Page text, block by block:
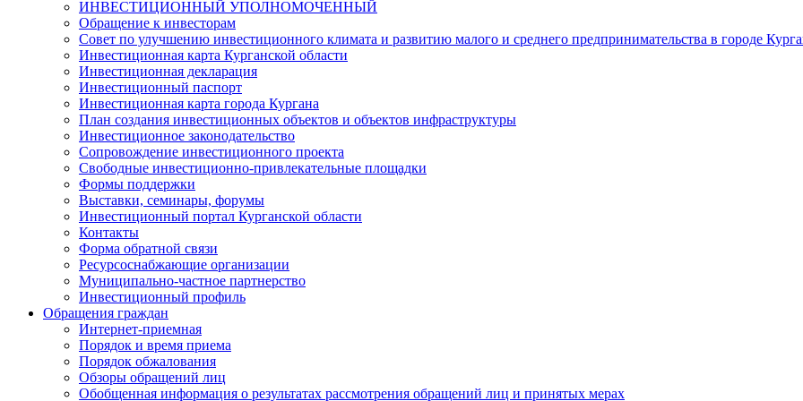
ИНВЕСТИЦИОННЫЙ УПОЛНОМОЧЕННЫЙ
Обращение к инвесторам
Совет по улучшению инвестиционного климата и развитию малого и среднего предпринимательства в городе
Инвестиционная карта Курганской области
Инвестиционная декларация
Инвестиционный паспорт
Инвестиционная карта города Кургана
План создания инвестиционных объектов и объектов инфраструктуры
Инвестиционное законодательство
Сопровождение инвестиционного проекта
Свободные инвестиционно-привлекательные площадки
Формы поддержки
Выставки, семинары, форумы
Инвестиционный портал Курганской области
Контакты
Форма обратной связи
Ресурсоснабжающие организации
Муниципально-частное партнерство
Инвестиционный профиль
Обращения граждан
Интернет-приемная
Порядок и время приема
Порядок обжалования
Обзоры обращений лиц
Обобщенная информация о результатах рассмотрения обращений лиц и принятых мерах